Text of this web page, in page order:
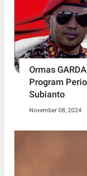
Ormas
Program
Subianto
November 08, 2024